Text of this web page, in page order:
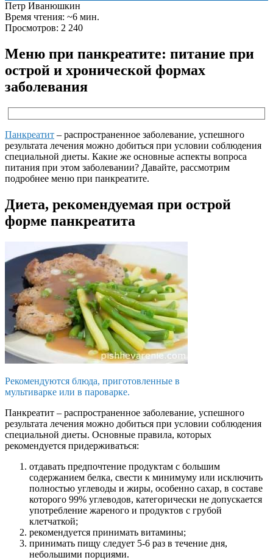
Петр Иванюшкин
Время чтения: ~6 мин.
Просмотров: 2 240
Меню при панкреатите: питание при
острой и хронической формах
заболевания
Панкреатит – распространенное заболевание, успешного
результата лечения можно добиться при условии соблюдения
специальной диеты. Какие же основные аспекты вопроса
питания при этом заболевании? Давайте, рассмотрим
подробнее меню при панкреатите.
Диета, рекомендуемая при острой
форме панкреатита
Рекомендуются блюда, приготовленные в
мультиварке или в пароварке.
Панкреатит – распространенное заболевание, успешного
результата лечения можно добиться при условии соблюдения
специальной диеты. Основные правила, которых
рекомендуется придерживаться:
отдавать предпочтение продуктам с большим
содержанием белка, свести к минимуму или исключить
полностью углеводы и жиры, особенно сахар, в составе
которого 99% углеводов, категорически не допускается
употребление жареного и продуктов с грубой
клетчаткой;
рекомендуется принимать витамины;
принимать пищу следует 5-6 раз в течение дня,
небольшими порциями.